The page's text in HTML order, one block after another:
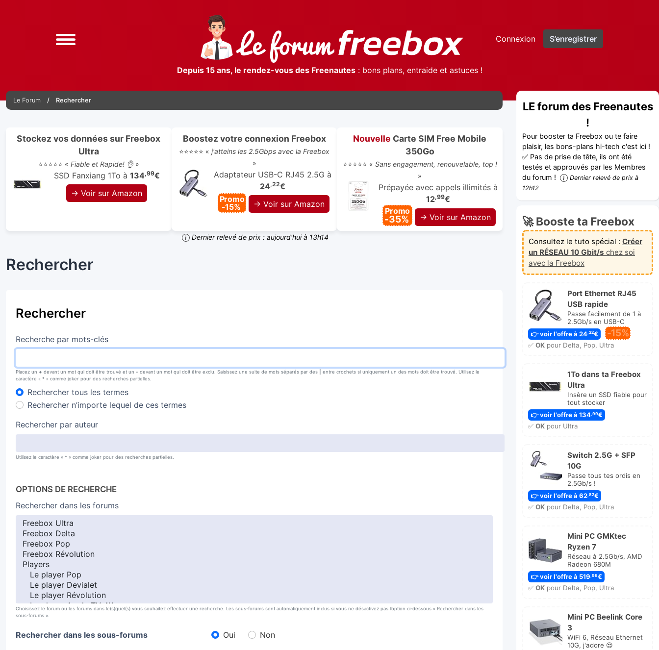
Connexion S’enregistrer
Depuis 15 ans, le rendez-vous des Freenautes: bons plans, entraide et astuces !
Le Forum Rechercher
Stockez vos données sur Freebox
Ultra
⭐⭐⭐⭐⭐ « Fiable et Rapide! 👌»
SSD Fanxiang 1To à 134,99€
→ Voir sur Amazon
Boostez votre connexion Freebox
⭐⭐⭐⭐⭐ « j'atteins les 2.5Gbps avec la Freebox
»
Adaptateur USB-C RJ45 2.5G à
24,22€
Promo
-15%
→ Voir sur Amazon
Nouvelle Carte SIM Free Mobile
350Go
⭐⭐⭐⭐⭐ « Sans engagement, renouvelable, top !
»
Prépayée avec appels illimités à
12,99€
Promo
-35% → Voir sur Amazon
Dernier relevé de prix : aujourd'hui à 13h14
Rechercher
Rechercher
Recherche par mots-clés
Placez un + devant un mot qui doit être trouvé et un - devant un mot qui doit être exclu. Saisissez une suite de mots séparés par des
entre crochets si uniquement un des mots doit être trouvé. Utilisez le
caractère « * » comme joker pour des recherches partielles.
Rechercher tous les termes
Rechercher n’importe lequel de ces termes
Rechercher par auteur
Utilisez le caractère « * » comme joker pour des recherches partielles.
OPTIONS DE RECHERCHE
Rechercher dans les forums
Choisissez le forum ou les forums dans le(s)quel(s) vous souhaitez effectuer une recherche. Les sous-forums sont automatiquement inclus si vous ne désactivez pas l’option ci-dessous « Rechercher dans les
sous-forums ».
Rechercher dans les sous-forums Oui Non
LE forum des Freenautes
!
Pour booster ta Freebox ou te faire
plaisir, les bons-plans hi-tech c'est ici !
✅ Pas de prise de tête, ils ont été
testés et approuvés par les Membres
du forum !
Dernier relevé de prix à
12h12
🚀 Booste ta Freebox
Consultez le tuto spécial : Créer
un RÉSEAU 10 Gbit/s chez soi
avec la Freebox
Port Ethernet RJ45
USB rapide
Passe facilement de 1 à
2.5Gb/s en USB-C
👉 voir l'offre à 24,22€ -15%
✅ OKpour Delta, Pop, Ultra
1To dans ta Freebox
Ultra
Insère un SSD fiable pour
tout stocker
👉 voir l'offre à 134 ,99€
✅ OKpour Ultra
Switch 2.5G + SFP
10G
Passe tous tes ordis en
2.5Gb/s !
👉 voir l'offre à 62,82€
✅ OKpour Delta, Pop, Ultra
Mini PC GMKtec
Ryzen 7
Réseau à 2.5Gb/s, AMD
Radeon 680M
👉 voir l'offre à 519,96€
✅ OKpour Delta, Pop, Ultra
Mini PC Beelink Core
3
WiFi 6, Réseau Ethernet
10G, j'adore 😍